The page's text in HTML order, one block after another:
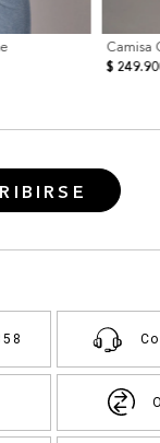
Camisa
$